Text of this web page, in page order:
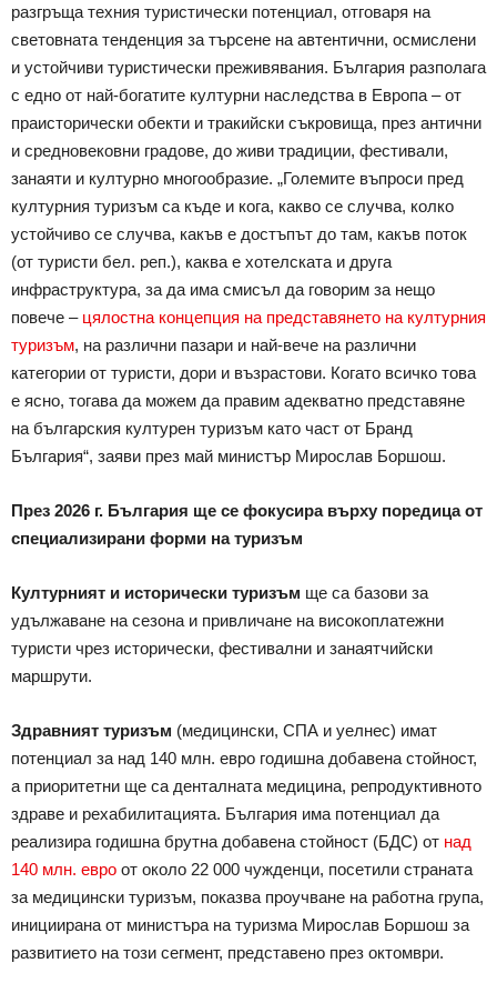
разгръща техния туристически потенциал, отговаря на
световната тенденция за търсене на автентични, осмислени
и устойчиви туристически преживявания. България разполага
с едно от най-богатите културни наследства в Европа – от
праисторически обекти и тракийски съкровища, през антични
и средновековни градове, до живи традиции, фестивали,
занаяти и културно многообразие. „Големите въпроси пред
културния туризъм са къде и кога, какво се случва, колко
устойчиво се случва, какъв е достъпът до там, какъв поток
(от туристи бел. реп.), каква е хотелската и друга
инфраструктура, за да има смисъл да говорим за нещо
повече – цялостна концепция на представянето на културния
туризъм, на различни пазари и най-вече на различни
категории от туристи, дори и възрастови. Когато всичко това
е ясно, тогава да можем да правим адекватно представяне
на българския културен туризъм като част от Бранд
България“, заяви през май министър Мирослав Боршош.
През 2026 г. България ще се фокусира върху поредица от
специализирани форми на туризъм
Културният и исторически туризъм ще са базови за
удължаване на сезона и привличане на високоплатежни
туристи чрез исторически, фестивални и занаятчийски
маршрути.
Здравният туризъм (медицински, СПА и уелнес) имат
потенциал за над 140 млн. евро годишна добавена стойност,
а приоритетни ще са денталната медицина, репродуктивното
здраве и рехабилитацията. България има потенциал да
реализира годишна брутна добавена стойност (БДС) от над
140 млн. евро от около 22 000 чужденци, посетили страната
за медицински туризъм, показва проучване на работна група,
инициирана от министъра на туризма Мирослав Боршош за
развитието на този сегмент, представено през октомври.